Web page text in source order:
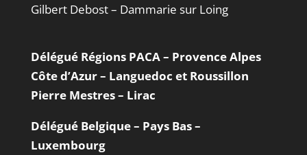
Gilbert Debost – Dammarie sur Loing
Délégué Régions PACA – Provence Alpes
Côte d’Azur – Languedoc et Roussillon
Pierre Mestres – Lirac
Délégué Belgique – Pays Bas –
Luxembourg